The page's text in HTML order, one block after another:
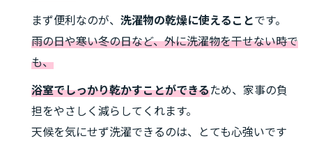
まず便利なのが、 洗濯物の乾燥に使えることです。
雨の日や寒い冬の日など、外に洗濯物を干せない時で
も、
浴室でしっかり乾かすことができるため、家事の負
担をやさしく減らしてくれます。
天候を気にせず洗濯できるのは、とても心強いです